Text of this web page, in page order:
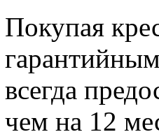
Покупая
всегда
чем на 12